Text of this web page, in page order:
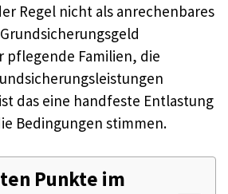
Regel nicht als anrechenbares
pflegende Familien, die
das eine handfeste Entlastung
Bedingungen stimmen.
Punkte im